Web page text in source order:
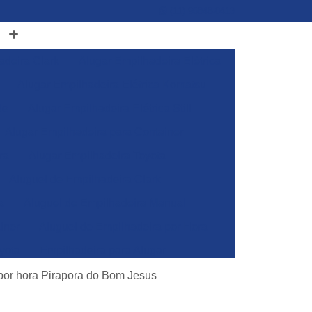
Empilhadeira Toyota para Alugar
hora Pirapora do Bom Jesus